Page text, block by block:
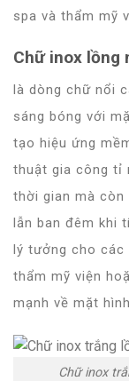
spa và thẩm mỹ
Chữ inox lồng
là dòng chữ nổi
sáng bóng với
tạo hiệu ứng
thuật gia công tỉ
thời gian mà còn
lẫn ban đêm khi
lý tưởng cho
thẩm mỹ viện
mạnh về mặt
Chữ inox